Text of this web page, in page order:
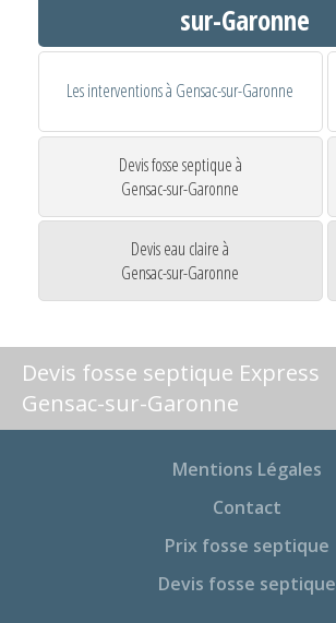
sur-Garonne
Les interventions à Gensac-sur-Garonne
Devis fosse septique à
Gensac-sur-Garonne
Devis eau claire à
Gensac-sur-Garonne
Devis fosse septique Express
Gensac-sur-Garonne
Mentions Légales
Contact
Prix fosse septique
Devis fosse septique